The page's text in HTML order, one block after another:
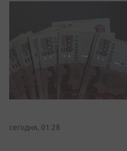
сегодня, 01:28